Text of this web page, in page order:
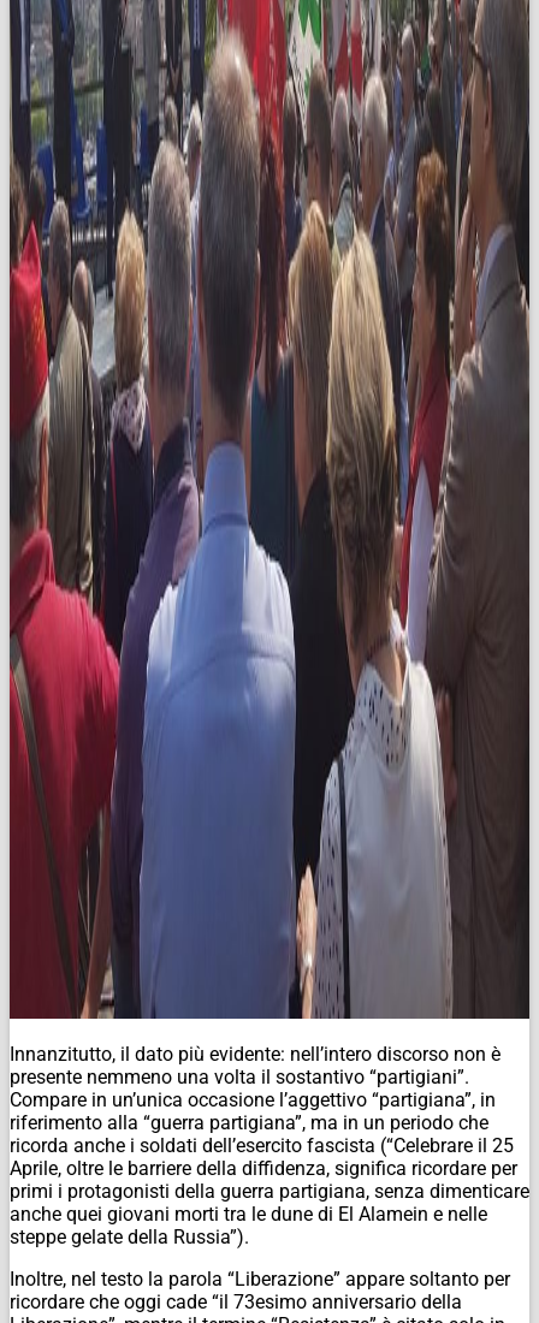
Innanzitutto, il dato più evidente: nell’intero discorso non è
presente nemmeno una volta il sostantivo “partigiani”.
Compare in un’unica occasione l’aggettivo “partigiana”, in
riferimento alla “guerra partigiana”, ma in un periodo che
ricorda anche i soldati dell’esercito fascista (“Celebrare il 25
Aprile, oltre le barriere della diffidenza, significa ricordare per
primi i protagonisti della guerra partigiana, senza dimenticare
anche quei giovani morti tra le dune di El Alamein e nelle
steppe gelate della Russia”).
Inoltre, nel testo la parola “Liberazione” appare soltanto per
ricordare che oggi cade “il 73esimo anniversario della